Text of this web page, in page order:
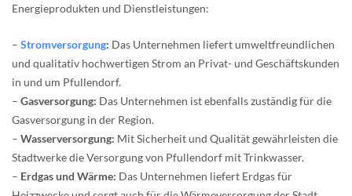
Energieprodukten und Dienstleistungen:
– Stromversorgung: Das Unternehmen liefert umweltfreundlichen
und qualitativ hochwertigen Strom an Privat- und Geschäftskunden
in und um Pfullendorf.
– Gasversorgung: Das Unternehmen ist ebenfalls zuständig für die
Gasversorgung in der Region.
– Wasserversorgung: Mit Sicherheit und Qualität gewährleisten die
Stadtwerke die Versorgung von Pfullendorf mit Trinkwasser.
– Erdgas und Wärme: Das Unternehmen liefert Erdgas für